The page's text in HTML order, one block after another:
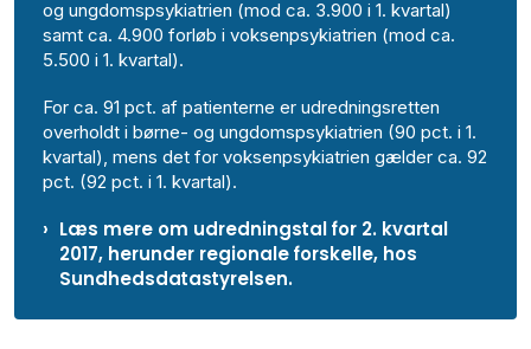
og ungdomspsykiatrien (mod ca. 3.900 i 1. kvartal)
samt ca. 4.900 forløb i voksenpsykiatrien (mod ca.
5.500 i 1. kvartal).
For ca. 91 pct. af patienterne er udredningsretten
overholdt i børne- og ungdomspsykiatrien (90 pct. i 1.
kvartal), mens det for voksenpsykiatrien gælder ca. 92
pct. (92 pct. i 1. kvartal).
Læs mere om udredningstal for 2. kvartal
2017, herunder regionale forskelle, hos
Sundhedsdatastyrelsen.